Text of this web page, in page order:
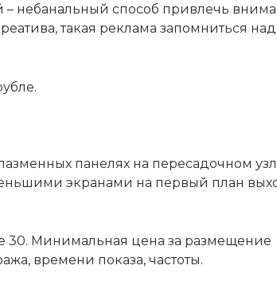
небанальный способ привлечь
такая реклама запомниться
панелях на пересадочном
экранами на первый план
30. Минимальная цена за размещение
времени показа, частоты.